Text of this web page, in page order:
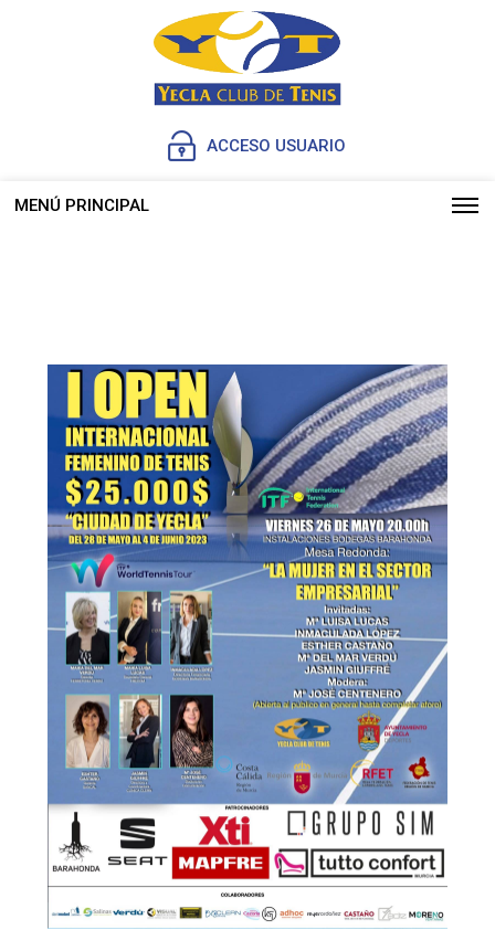
ACCESO USUARIO
MENÚ PRINCIPAL